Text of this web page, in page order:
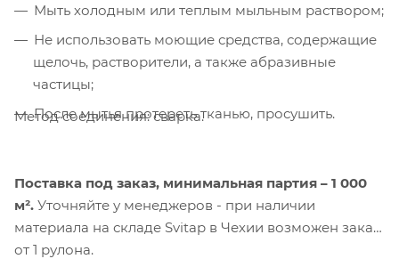
Мыть холодным или теплым мыльным раствором;
Не использовать моющие средства, содержащие
щелочь, растворители, а также абразивные
частицы;
После мытья протереть тканью, просушить.
Метод соединения: сварка.
Поставка под заказ, минимальная партия – 1 000
м². Уточняйте у менеджеров - при наличии
материала на складе Svitap в Чехии возможен заказ
от 1 рулона.
обрабатывает персональные данные с
использованием Яндекс Метрики. Это
улучшает работу сайта и
Политике
нажав кнопку "Принять".